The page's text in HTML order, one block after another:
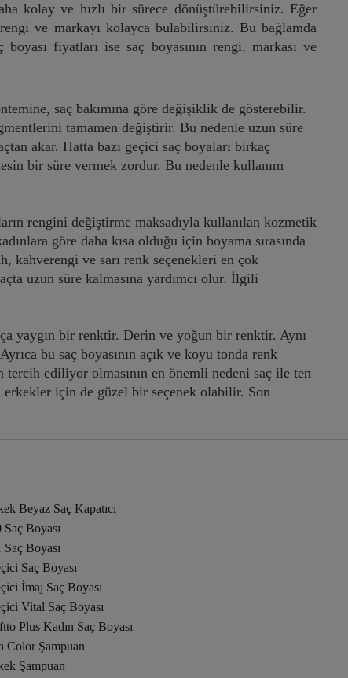
kolay ve hızlı bir sürece dönüştürebilirsiniz. Eğer
ve markayı kolayca bulabilirsiniz. Bu bağlamda
fiyatları ise saç boyasının rengi, markası ve
saç bakımına göre değişiklik de gösterebilir.
tamamen değiştirir. Bu nedenle uzun süre
akar. Hatta bazı geçici saç boyaları birkaç
bir süre vermek zordur. Bu nedenle kullanım
rengini değiştirme maksadıyla kullanılan kozmetik
göre daha kısa olduğu için boyama sırasında
kahverengi ve sarı renk seçenekleri en çok
uzun süre kalmasına yardımcı olur. İlgili
yaygın bir renktir. Derin ve yoğun bir renktir. Aynı
bu saç boyasının açık ve koyu tonda renk
ediliyor olmasının en önemli nedeni saç ile ten
erkekler için de güzel bir seçenek olabilir. Son
Beyaz Saç Kapatıcı
Saç Boyası
Saç Boyası
Saç Boyası
İmaj Saç Boyası
Vital Saç Boyası
Plus Kadın Saç Boyası
Color Şampuan
Şampuan